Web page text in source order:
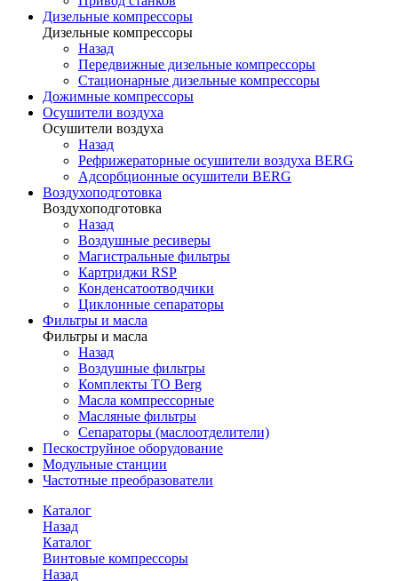
Дизельные компрессоры
Дизельные компрессоры
Назад
Передвижные дизельные компрессоры
Стационарные дизельные компрессоры
Дожимные компрессоры
Осушители воздуха
Осушители воздуха
Назад
Рефрижераторные осушители воздуха BERG
Адсорбционные осушители BERG
Воздухоподготовка
Воздухоподготовка
Назад
Воздушные ресиверы
Магистральные фильтры
Картриджи RSP
Конденсатоотводчики
Циклонные сепараторы
Фильтры и масла
Фильтры и масла
Назад
Воздушные фильтры
Комплекты ТО Berg
Масла компрессорные
Масляные фильтры
Сепараторы (маслоотделители)
Пескоструйное оборудование
Модульные станции
Частотные преобразователи
Каталог
Назад
Каталог
Винтовые компрессоры
Назад